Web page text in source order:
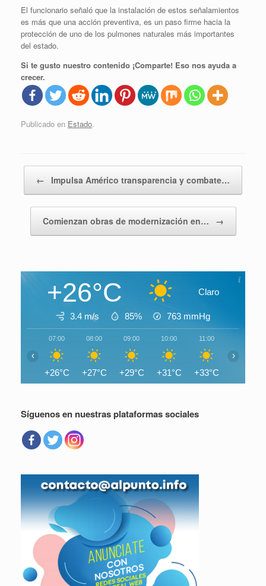
El funcionario señaló que la instalación de estos señalamientos
es más que una acción preventiva, es un paso firme hacia la
protección de uno de los pulmones naturales más importantes
del estado.
Si te gusto nuestro contenido ¡Comparte! Eso nos ayuda a
crecer.
Publicado en Estado.
← Impulsa Américo transparencia y combate…
Comienzan obras de modernización en… →
+26°C Claro
3.4 m/s 85% 763 mmHg
07:00
+26°C
08:00
+27°C
09:00
+29°C
10:00
+31°C
11:00
+33°C
‹ ›
Síguenos en nuestras plataformas sociales